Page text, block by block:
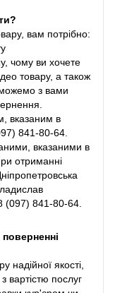
вам потрібно:
чому ви хочете
товару, а також
з вами
вказаним в
841-80-64.
вказаними в
отриманні
(097) 841-80-64.
надійної якості,
вартістю послуг